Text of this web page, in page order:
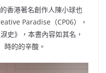
香港著名創作人陳小球也
Paradise（CP06），
史》，本書內容如其名，
的的辛酸。